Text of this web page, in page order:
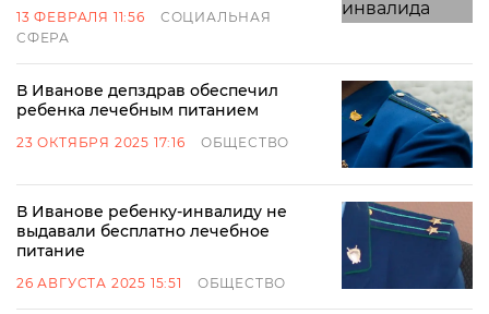
13 ФЕВРАЛЯ 11:56
СОЦИАЛЬНАЯ
СФЕРА
В Иванове депздрав обеспечил
ребенка лечебным питанием
23 ОКТЯБРЯ 2025 17:16 ОБЩЕСТВО
В Иванове ребенку-инвалиду не
выдавали бесплатно лечебное
питание
26 АВГУСТА 2025 15:51 ОБЩЕСТВО